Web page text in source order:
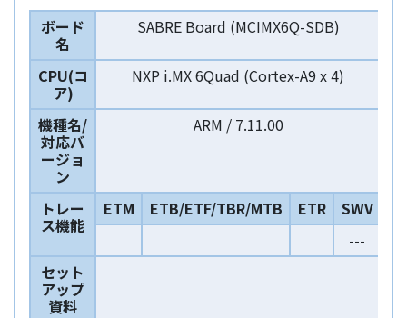
ボード
名
SABRE Board (MCIMX6Q-SDB)
CPU(コ
ア)
NXP i.MX 6Quad (Cortex-A9 x 4)
機種名/
対応バ
ージョ
ン
ARM / 7.11.00
トレー
ス機能
ETM ETB/ETF/TBR/MTB ETR
SWV
---
セット
アップ
資料